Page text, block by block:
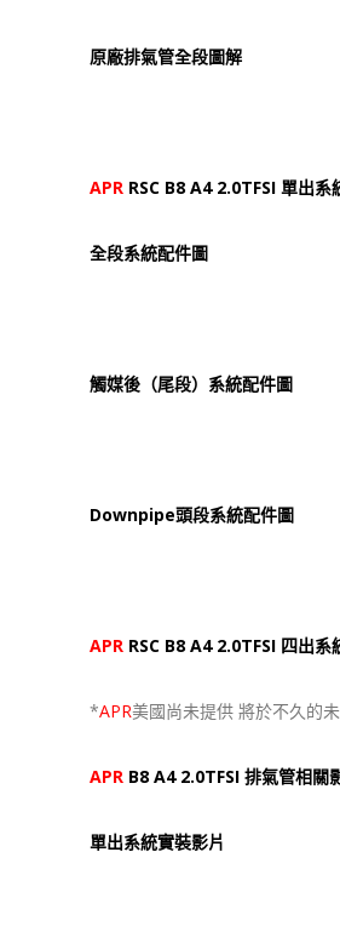
原廠排氣管全段圖解
APR RSC B8 A4 2.0TFSI 單出系
全段系統配件圖
觸媒後（尾段）系統配件圖
Downpipe頭段系統配件圖
APR RSC B8 A4 2.0TFSI 四出系
*APR美國尚未提供 將於不久的
APR B8 A4 2.0TFSI 排氣管相關
單出系統實裝影片